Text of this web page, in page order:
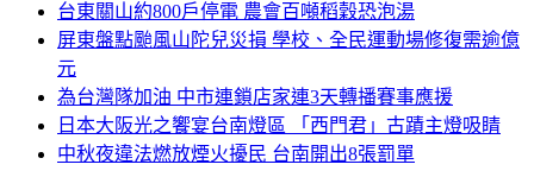
台東關山約800戶停電 農會百噸稻穀恐泡湯
屏東盤點颱風山陀兒災損 學校、全民運動場修復需逾億
元
為台灣隊加油 中市連鎖店家連3天轉播賽事應援
日本大阪光之饗宴台南燈區 「西門君」古蹟主燈吸睛
中秋夜違法燃放煙火擾民 台南開出8張罰單